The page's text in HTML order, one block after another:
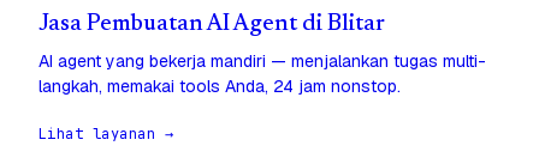
Jasa Pembuatan AI Agent di Blitar
AI agent yang bekerja mandiri — menjalankan tugas multi-
langkah, memakai tools Anda, 24 jam nonstop.
Lihat layanan →